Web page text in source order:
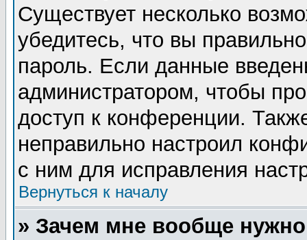
Существует несколько
убедитесь, что вы
пароль. Если данные
администратором, чтобы
доступ к конференции.
неправильно настроил
с ним для исправления
Вернуться к началу
» Зачем мне вообще нужно